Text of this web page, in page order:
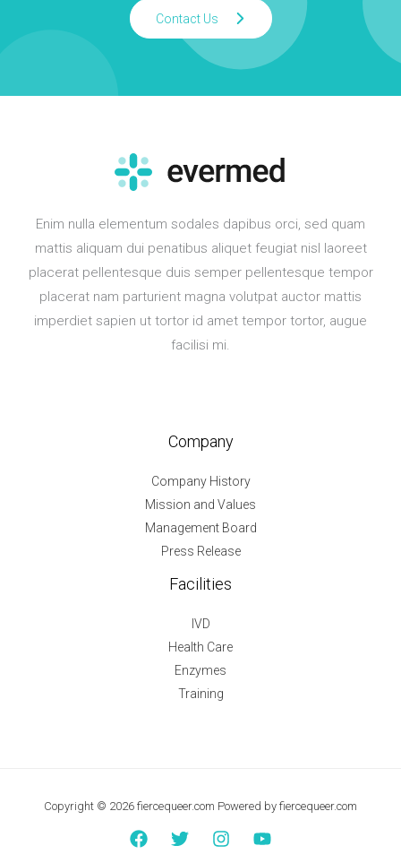
Contact Us
Enim nulla elementum sodales dapibus orci, sed quam
mattis aliquam dui penatibus aliquet feugiat nisl laoreet
placerat pellentesque duis semper pellentesque tempor
placerat nam parturient magna volutpat auctor mattis
imperdiet sapien ut tortor id amet tempor tortor, augue
facilisi mi.
Company
Company History
Mission and Values
Management Board
Press Release
Facilities
IVD
Health Care
Enzymes
Training
Copyright © 2026 fiercequeer.com Powered by fiercequeer.com